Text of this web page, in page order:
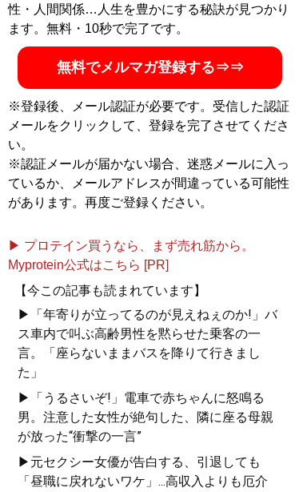
性・人間関係…人生を豊かにする秘訣が見つかり
ます。無料・10秒で完了です。
無料でメルマガ登録する⇒⇒
※登録後、メール認証が必要です。受信した認証
メールをクリックして、登録を完了させてくださ
い。
※認証メールが届かない場合、迷惑メールに入っ
ているか、メールアドレスが間違っている可能性
があります。再度ご登録ください。
▶ プロテイン買うなら、まず売れ筋から。
Myprotein公式はこちら [PR]
【今この記事も読まれています】
▶「年寄りが立ってるのが見えねぇのか!」バ
ス車内で叫ぶ高齢男性を黙らせた乗客の一
言。「座らないままバスを降りて行きまし
た」
▶「うるさいぞ!」電車で赤ちゃんに怒鳴る
男。注意した女性が絶句した、隣に座る母親
が放った“衝撃の一言”
▶元セクシー女優が告白する、引退しても
「昼職に戻れないワケ」...高収入よりも厄介